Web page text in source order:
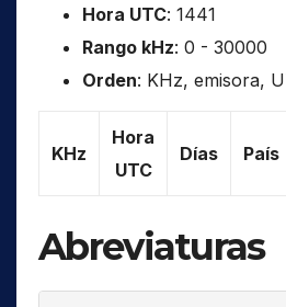
Hora UTC: 1441
Rango kHz: 0 - 30000
Orden: KHz, emisora,
KHz
Hora
UTC
Días País
Abreviaturas